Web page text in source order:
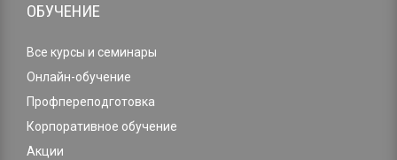
ОБУЧЕНИЕ
Все курсы и семинары
Онлайн-обучение
Профпереподготовка
Корпоративное обучение
Акции